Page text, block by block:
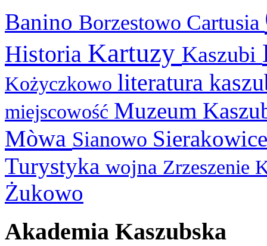
Banino Borzestowo Cartusia
Historia Kartuzy Kaszubi
Kożyczkowo literatura
miejscowość Muzeum
Mòwa Sianowo
Turystyka wojna Zrzeszenie
Żukowo
Akademia Kaszubska